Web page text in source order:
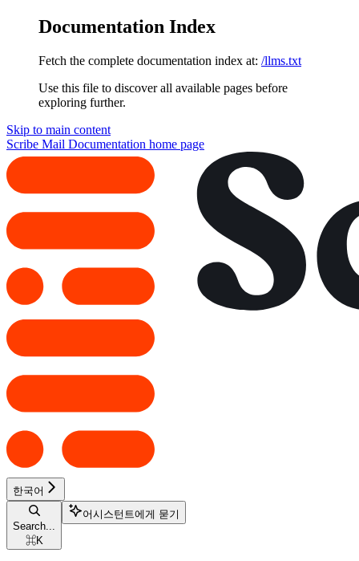
Documentation Index
Fetch the complete documentation index at: /llms.txt
Use this file to discover all available pages before
exploring further.
Skip to main content
Scribe Mail Documentation home page
한국어
Search...
⌘K
어시스턴트에게 묻기